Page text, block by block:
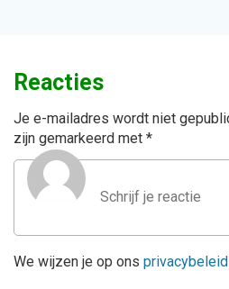
Reacties
Je e-mailadres wordt niet
zijn gemarkeerd met *
We wijzen je op ons privacybeleid